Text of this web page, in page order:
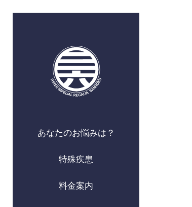
あなたのお悩みは？
特殊疾患
料金案内